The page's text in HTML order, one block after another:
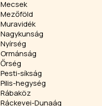
Mecsek
Mezőföld
Muravidék
Nagykunság
Nyírség
Ormánság
Őrség
Pesti-síkság
Pilis-hegység
Rábaköz
Ráckevei-Dunaág